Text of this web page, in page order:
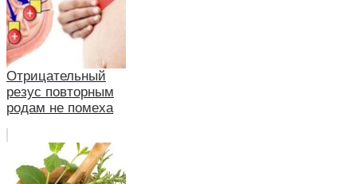
Отрицательный
резус повторным
родам не помеха